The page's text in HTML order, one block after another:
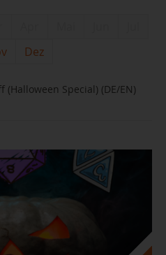
Dez
Special) (DE/EN)